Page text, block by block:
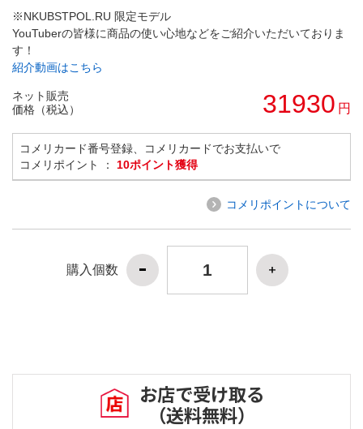
※NKUBSTPOL.RU 限定モデル
YouTuberの皆様に商品の使い心地などをご紹介いただいておりま
す！
紹介動画はこちら
ネット販売
価格（税込）
31930 円
コメリカード番号登録、コメリカードでお支払いで
コメリポイント ： 10ポイント獲得
コメリポイントについて
購入個数
お店で受け取る
（送料無料）